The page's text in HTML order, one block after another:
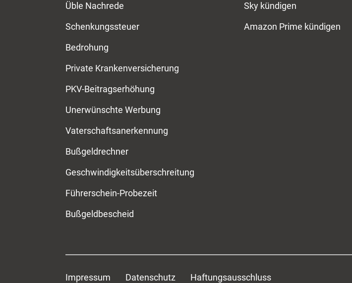
Üble Nachrede
Schenkungssteuer
Bedrohung
Private Krankenversicherung
PKV-Beitragserhöhung
Unerwünschte Werbung
Vaterschaftsanerkennung
Bußgeldrechner
Geschwindigkeitsüberschreitung
Führerschein-Probezeit
Bußgeldbescheid
Sky kündigen
Amazon Prime kündigen
Impressum Datenschutz Haftungsausschluss